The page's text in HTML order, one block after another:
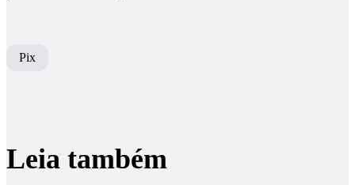
Pix
Leia também